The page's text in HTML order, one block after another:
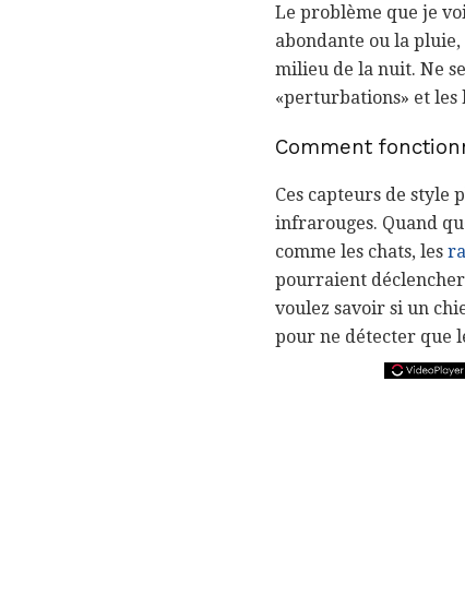
Le problème que je
abondante ou la
milieu de la nuit. Ne
«perturbations» et
Comment
Ces capteurs de
infrarouges. Quand
comme les chats, les
pourraient
voulez savoir si un
pour ne détecter que